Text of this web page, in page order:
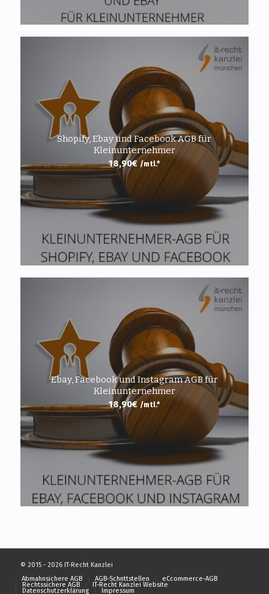
Shopify, Ebay und Facebook AGB für
Kleinunternehmer
18,90€ /mtl.*
Ebay, Facebook und Instagram AGB für
Kleinunternehmer
18,90€ /mtl.*
© 2015 - 2026 IT-Recht Kanzlei
Abmahnsichere AGB
AGB-Schnttstellen eCcommerce-AGB
Rechtssichere AGB IT-Recht Kanzlei Website
Datenschutzerklärung Impressum